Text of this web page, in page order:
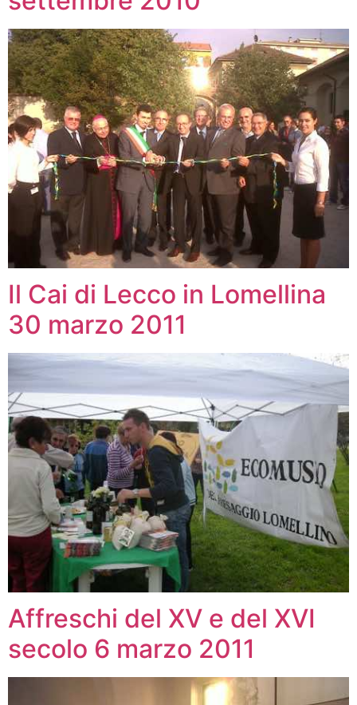
Il Cai di Lecco in Lomellina
30 marzo 2011
Affreschi del XV e del XVI
secolo 6 marzo 2011